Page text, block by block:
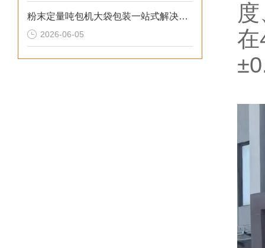
粉末定量吨包机大袋包装一站式解决方案
2026-06-05
在